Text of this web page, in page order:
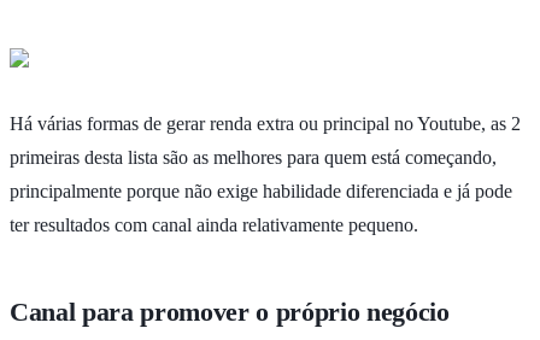
Há várias formas de gerar renda extra ou principal no Youtube, as 2
primeiras desta lista são as melhores para quem está começando,
principalmente porque não exige habilidade diferenciada e já pode
ter resultados com canal ainda relativamente pequeno.
Canal para promover o próprio negócio